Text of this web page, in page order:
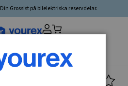
Grossist på bilelektriska reservdelar.
valt▼